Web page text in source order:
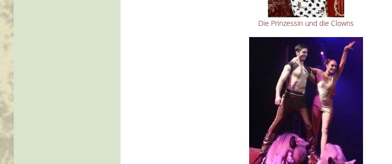
Die Prinzessin und die Clowns